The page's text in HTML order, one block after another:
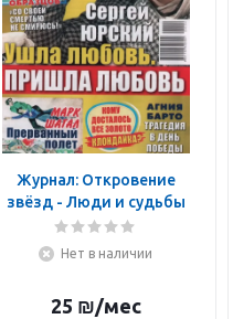
Журнал: Откровение
звёзд - Люди и судьбы
Нет в наличии
25 ₪/мес